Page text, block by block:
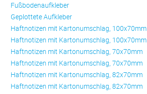
Fußbodenaufkleber
Geplottete Aufkleber
Haftnotizen mit Kartonumschlag, 100x70mm
Haftnotizen mit Kartonumschlag, 100x70mm
Haftnotizen mit Kartonumschlag, 70x70mm
Haftnotizen mit Kartonumschlag, 70x70mm
Haftnotizen mit Kartonumschlag, 82x70mm
Haftnotizen mit Kartonumschlag, 82x70mm